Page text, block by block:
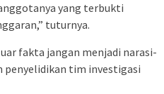
yang terbukti
tuturnya.
fakta jangan menjadi narasi-
penyelidikan tim investigasi